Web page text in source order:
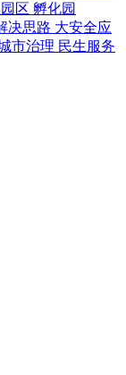
区 孵化园
决思路 大安全应
市治理 民生服务